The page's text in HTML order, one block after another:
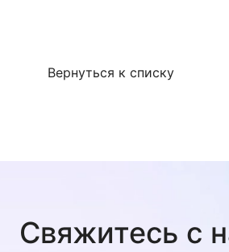
Вернуться к списку
Свяжитесь с